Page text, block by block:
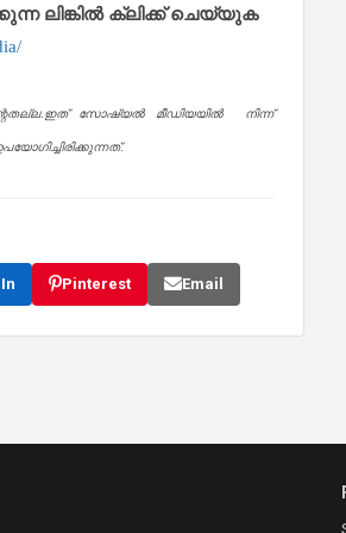
ലിങ്കിൽ ക്ലിക്ക് ചെയ്യുക
സോഷ്യൽ മീഡിയയിൽ നിന്ന്
Pinterest Email